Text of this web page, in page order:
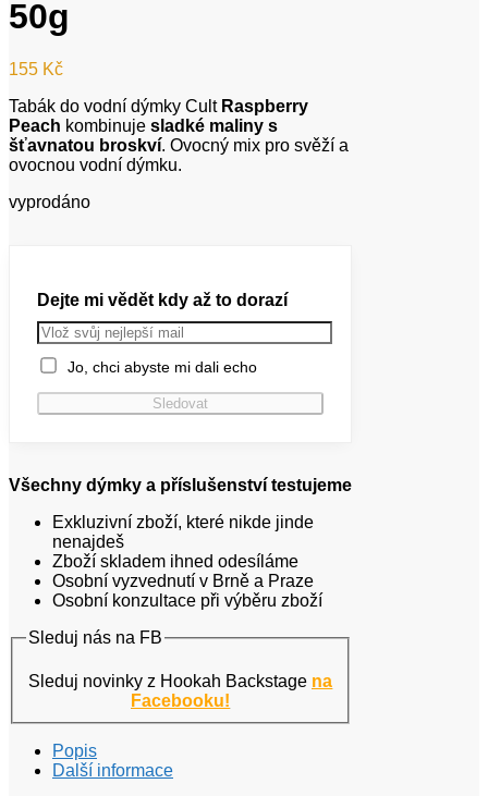
50g
155 Kč
Tabák do vodní dýmky Cult Raspberry
Peach kombinuje sladké maliny s
šťavnatou broskví. Ovocný mix pro svěží a
ovocnou vodní dýmku.
vyprodáno
Dejte mi vědět kdy až to dorazí
Jo, chci abyste mi dali echo
Všechny dýmky a příslušenství testujeme
Exkluzivní zboží, které nikde jinde
nenajdeš
Zboží skladem ihned odesíláme
Osobní vyzvednutí v Brně a Praze
Osobní konzultace při výběru zboží
Sleduj nás na FB
Sleduj novinky z Hookah Backstage na
Facebooku!
Popis
Další informace